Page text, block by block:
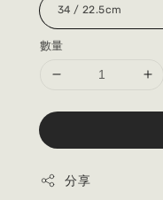
數量
分享